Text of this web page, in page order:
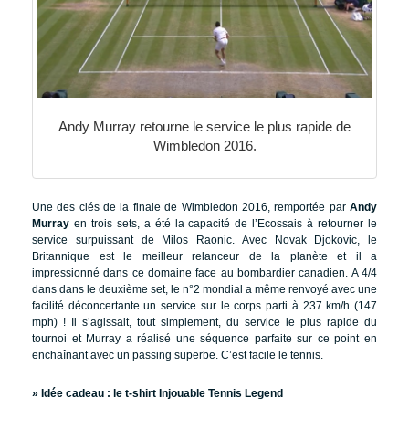
Andy Murray retourne le service le plus rapide de
Wimbledon 2016.
Une des clés de la finale de Wimbledon 2016, remportée par Andy
Murray en trois sets, a été la capacité de l’Ecossais à retourner le
service surpuissant de Milos Raonic. Avec Novak Djokovic, le
Britannique est le meilleur relanceur de la planète et il a
impressionné dans ce domaine face au bombardier canadien. A 4/4
dans dans le deuxième set, le n°2 mondial a même renvoyé avec une
facilité déconcertante un service sur le corps parti à 237 km/h (147
mph) ! Il s’agissait, tout simplement, du service le plus rapide du
tournoi et Murray a réalisé une séquence parfaite sur ce point en
enchaînant avec un passing superbe. C’est facile le tennis.
» Idée cadeau : le t-shirt Injouable Tennis Legend